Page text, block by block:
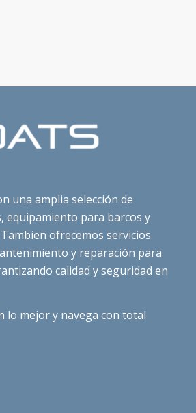
una amplia selección de
equipamiento para barcos y
ofrecemos servicios
y reparación para
calidad y seguridad en
lo mejor y navega con total